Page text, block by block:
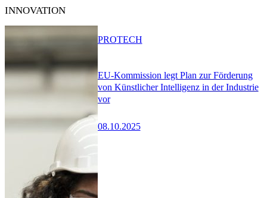
INNOVATION
EU-Kommission legt Plan zur Förderung
von Künstlicher Intelligenz in der Industrie
vor
08.10.2025
PROTECH